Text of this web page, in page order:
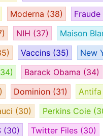
Moderna (38) Fraude
NIH (37) Maison
Vaccins (35) New
Barack Obama (34)
Dominion (31) Antifa
(30) Perkins Coie
(30) Twitter Files (30)